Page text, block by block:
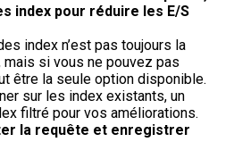
index pour réduire les E/S
index n’est pas toujours la
si vous ne pouvez pas
être la seule option disponible.
sur les index existants, un
filtré pour vos améliorations.
la requête et enregistrer